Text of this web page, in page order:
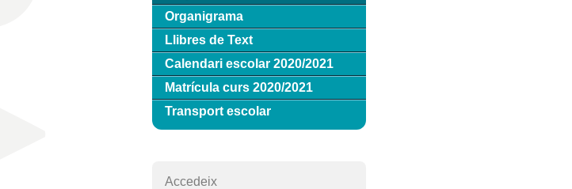
Organigrama
Llibres de Text
Calendari escolar 2020/2021
Matrícula curs 2020/2021
Transport escolar
Accedeix